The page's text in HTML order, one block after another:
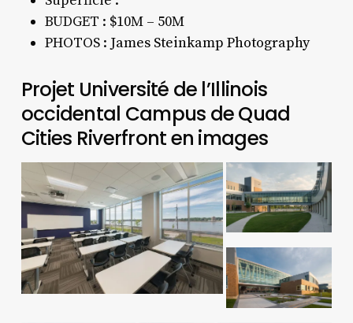
BUDGET : $10M – 50M
PHOTOS : James Steinkamp Photography
Projet Université de l’Illinois
occidental Campus de Quad
Cities Riverfront en images